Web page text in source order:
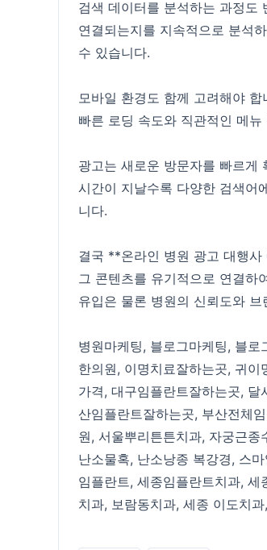
검색 데이터를 분석하는 과정도
연결되는지를 지속적으로 분석
수 있습니다.
모바일 환경도 함께 고려해야
빠른 로딩 속도와 직관적인 메
광고는 새로운 방문자를 빠르게
시간이 지날수록 다양한 검색어
니다.
결국 **온라인 병원 광고 대행
그 콘텐츠를 유기적으로 연결하
유입은 물론 병원의 신뢰도와
병원마케팅, 블로그마케팅, 블로
한의원, 이명치료잘하는곳, 귀이
가격, 대구임플란트잘하는곳, 달
산임플란트잘하는곳, 부산전체
원, 서울뿌리튼튼치과, 자궁근종
난소물혹, 난소낭종 복강경, 스
임플란트, 세종임플란트치과, 세
치과, 보람동치과, 세종 이도치과,